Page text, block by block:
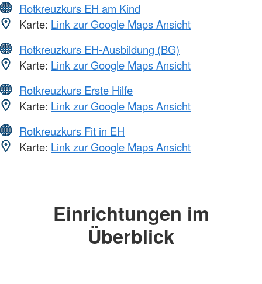
Rotkreuzkurs EH am Kind
Karte: Link zur Google Maps Ansicht
Rotkreuzkurs EH-Ausbildung (BG)
Karte: Link zur Google Maps Ansicht
Rotkreuzkurs Erste Hilfe
Karte: Link zur Google Maps Ansicht
Rotkreuzkurs Fit in EH
Karte: Link zur Google Maps Ansicht
Einrichtungen im
Überblick